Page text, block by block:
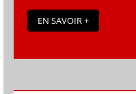
EN SAVOIR +